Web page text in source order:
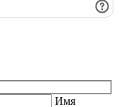
Имя